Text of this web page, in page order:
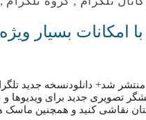
امکانات بسیار
منتشر شد+ دانلودنسخه جدید
است: ویرایشگر تصویری جدید براى
نقاشى کنید و همچنین ماسک